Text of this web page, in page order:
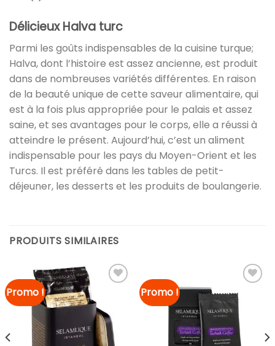
Délicieux Halva turc
Parmi les goûts indispensables de la cuisine turque;
Halva, dont l’histoire est assez ancienne, est produit
dans de nombreuses variétés différentes. En raison
de la beauté unique de cette saveur alimentaire, qui
est à la fois plus appropriée pour le palais et assez
saine, et ses avantages pour le corps, elle a réussi à
atteindre le présent. Aujourd’hui, c’est un aliment
indispensable pour les pays du Moyen-Orient et les
Turcs. Il est préféré dans les tables de petit-
déjeuner, les desserts et les produits de boulangerie.
PRODUITS SIMILAIRES
Promo !
Ajouter à
la liste
de
souhaits
Promo !
Ajouter à
la liste
de
souhaits